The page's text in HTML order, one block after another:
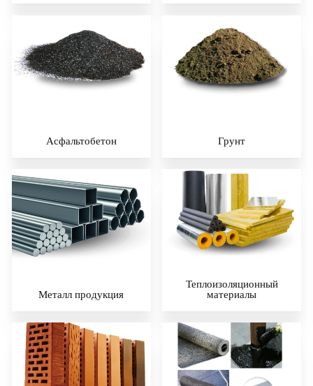
Асфальтобетон Грунт
Металл продукция
Теплоизоляционный
материалы